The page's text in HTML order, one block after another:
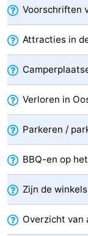
Medische
adressen
Regio
Zeeland
Schouwen-
Duiveland
-
Renesse
-
Brouwershaven
-
Bruinisse
-
Voorschriften
Attracties in
Verloren in
Parkeren /
BBQ-en op
Zijn de
Overzicht van